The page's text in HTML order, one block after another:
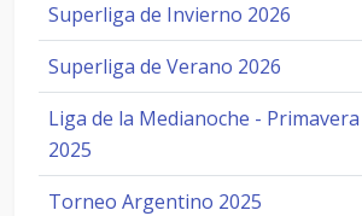
Superliga de Invierno 2026
Superliga de Verano 2026
Liga de la Medianoche - Primavera
2025
Torneo Argentino 2025